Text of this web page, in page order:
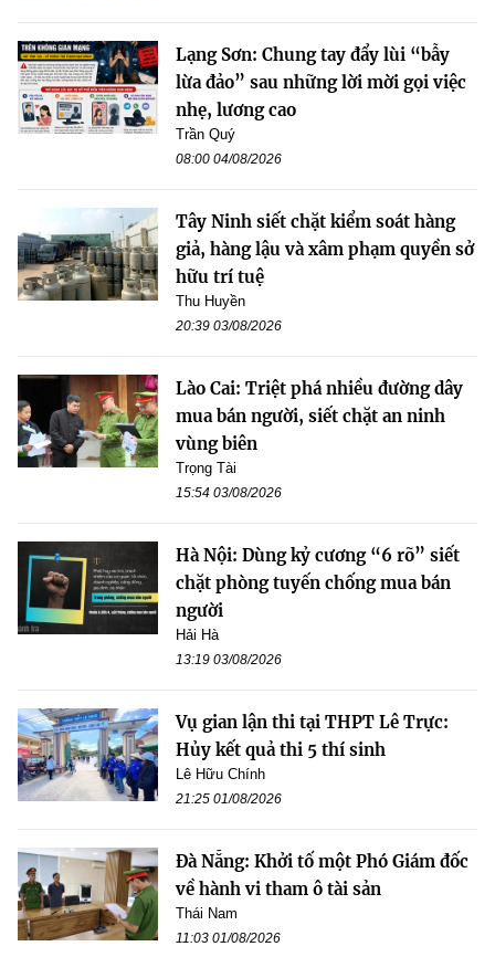
Lạng Sơn: Chung tay đẩy lùi “bẫy
lừa đảo” sau những lời mời gọi việc
nhẹ, lương cao
Trần Quý
08:00 04/08/2026
Tây Ninh siết chặt kiểm soát hàng
giả, hàng lậu và xâm phạm quyền sở
hữu trí tuệ
Thu Huyền
20:39 03/08/2026
Lào Cai: Triệt phá nhiều đường dây
mua bán người, siết chặt an ninh
vùng biên
Trọng Tài
15:54 03/08/2026
Hà Nội: Dùng kỷ cương “6 rõ” siết
chặt phòng tuyến chống mua bán
người
Hải Hà
13:19 03/08/2026
Vụ gian lận thi tại THPT Lê Trực:
Hủy kết quả thi 5 thí sinh
Lê Hữu Chính
21:25 01/08/2026
Đà Nẵng: Khởi tố một Phó Giám đốc
về hành vi tham ô tài sản
Thái Nam
11:03 01/08/2026